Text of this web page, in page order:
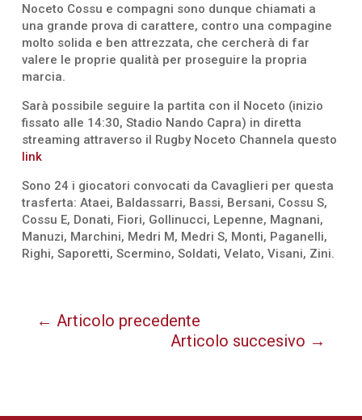
Noceto Cossu e compagni sono dunque chiamati a
una grande prova di carattere, contro una compagine
molto solida e ben attrezzata, che cercherà di far
valere le proprie qualità per proseguire la propria
marcia.
Sarà possibile seguire la partita con il Noceto (inizio
fissato alle 14:30, Stadio Nando Capra) in diretta
streaming attraverso il Rugby Noceto Channela questo
link
Sono 24 i giocatori convocati da Cavaglieri per questa
trasferta: Ataei, Baldassarri, Bassi, Bersani, Cossu S,
Cossu E, Donati, Fiori, Gollinucci, Lepenne, Magnani,
Manuzi, Marchini, Medri M, Medri S, Monti, Paganelli,
Righi, Saporetti, Scermino, Soldati, Velato, Visani, Zini.
← Articolo precedente
Articolo succesivo →